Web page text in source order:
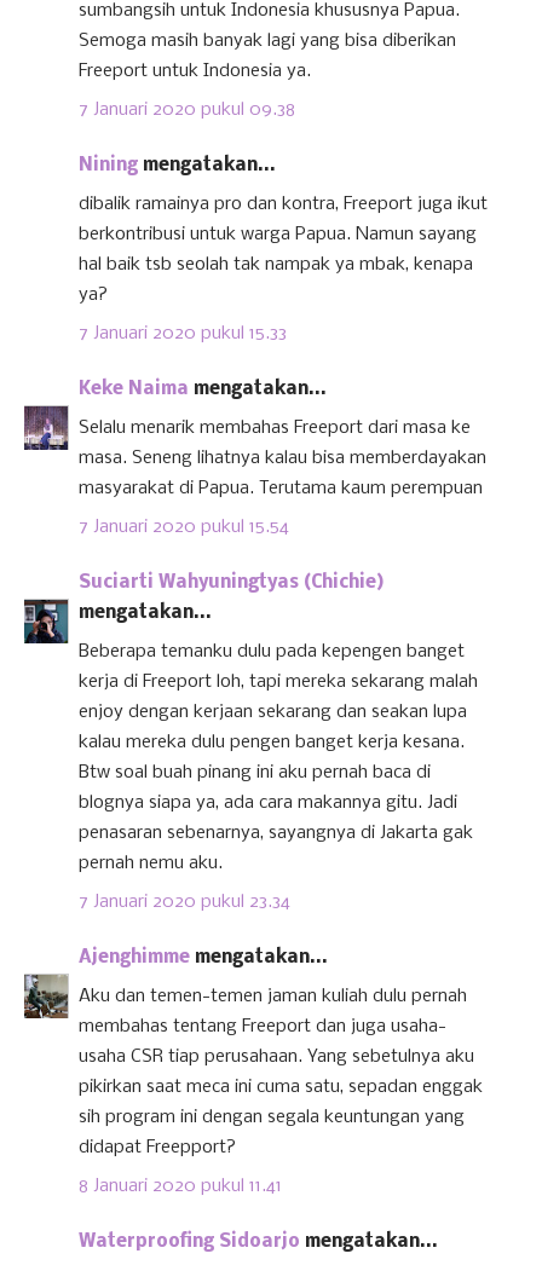
sumbangsih untuk Indonesia khususnya Papua.
Semoga masih banyak lagi yang bisa diberikan
Freeport untuk Indonesia ya.
7 Januari 2020 pukul 09.38
Nining mengatakan...
dibalik ramainya pro dan kontra, Freeport juga ikut
berkontribusi untuk warga Papua. Namun sayang
hal baik tsb seolah tak nampak ya mbak, kenapa
ya?
7 Januari 2020 pukul 15.33
Keke Naima mengatakan...
Selalu menarik membahas Freeport dari masa ke
masa. Seneng lihatnya kalau bisa memberdayakan
masyarakat di Papua. Terutama kaum perempuan
7 Januari 2020 pukul 15.54
Suciarti Wahyuningtyas (Chichie)
mengatakan...
Beberapa temanku dulu pada kepengen banget
kerja di Freeport loh, tapi mereka sekarang malah
enjoy dengan kerjaan sekarang dan seakan lupa
kalau mereka dulu pengen banget kerja kesana.
Btw soal buah pinang ini aku pernah baca di
blognya siapa ya, ada cara makannya gitu. Jadi
penasaran sebenarnya, sayangnya di Jakarta gak
pernah nemu aku.
7 Januari 2020 pukul 23.34
Ajenghimme mengatakan...
Aku dan temen-temen jaman kuliah dulu pernah
membahas tentang Freeport dan juga usaha-
usaha CSR tiap perusahaan. Yang sebetulnya aku
pikirkan saat meca ini cuma satu, sepadan enggak
sih program ini dengan segala keuntungan yang
didapat Freepport?
8 Januari 2020 pukul 11.41
Waterproofing Sidoarjo mengatakan...